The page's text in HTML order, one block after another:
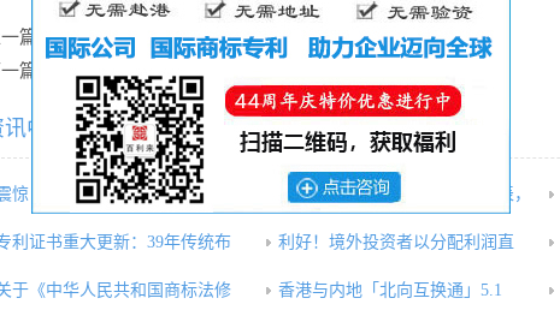
一篇：香港版权条例今日定生死
篇： 中英经贸合作步入收获期
讯中心相关内容推荐：
惊！确权的商标权属人因字体 2022年香港优才计划最新打分表，
利证书重大更新：39年传统布 利好！境外投资者以分配利润直
于《中华人民共和国商标法修 香港与内地「北向互换通」5.1